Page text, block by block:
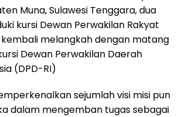
Muna, Sulawesi Tenggara, dua
kursi Dewan Perwakilan Rakyat
kembali melangkah dengan matang
Dewan Perwakilan Daerah
(DPD-RI)
sejumlah visi misi pun
dalam mengemban tugas sebagai